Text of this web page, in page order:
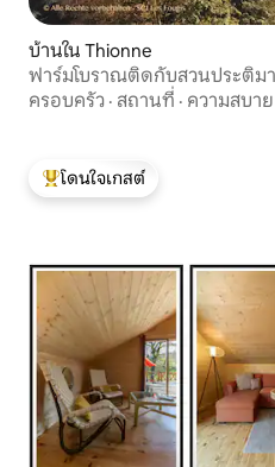
บ้านใน Thionne
ฟาร์มโบราณติดกับสวนประติม
ครอบครัว · สถานที่ · ความสบาย
โดนใจเกสต์ที่สุด
โดนใจเกสต์